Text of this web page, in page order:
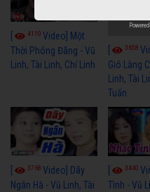
4110 Video] Một
Thời Phóng Đãng - Vũ
Linh, Tài Linh, Chí Linh
3658
Gió Làng
Linh, Tài
Tuấn
3768 Video] Dãy
Ngân Hà - Vũ Linh, Tài
3440
Tình - Vũ